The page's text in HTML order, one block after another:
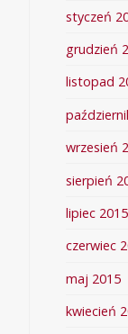
styczeń
grudzień
listopad
wrzesień
sierpień
lipiec 2015
czerwiec
maj 2015
kwiecień